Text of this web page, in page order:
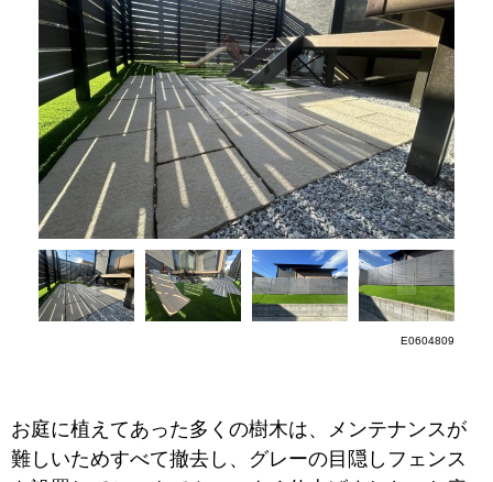
E0604809
お庭に植えてあった多くの樹木は、メンテナンスが
難しいためすべて撤去し、グレーの目隠しフェンス